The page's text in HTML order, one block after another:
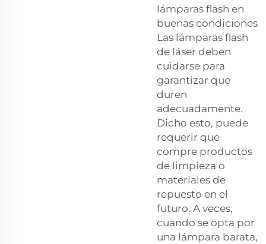
lámparas flash en
buenas condiciones
Las lámparas flash
de láser deben
cuidarse para
garantizar que
duren
adecuadamente.
Dicho esto, puede
requerir que
compre productos
de limpieza o
materiales de
repuesto en el
futuro. A veces,
cuando se opta por
una lámpara barata,